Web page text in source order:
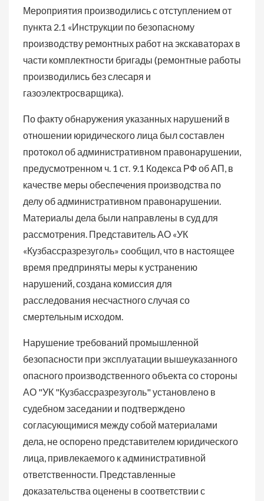
Мероприятия производились с отступлением от
пункта 2.1 «Инструкции по безопасному
производству ремонтных работ на экскаваторах в
части комплектности бригады (ремонтные работы
производились без слесаря и
газоэлектросварщика).
По факту обнаружения указанных нарушений в
отношении юридического лица был составлен
протокол об административном правонарушении,
предусмотренном ч. 1 ст. 9.1 Кодекса РФ об АП, в
качестве меры обеспечения производства по
делу об административном правонарушении.
Материалы дела были направлены в суд для
рассмотрения. Представитель АО «УК
«Кузбассразрезуголь» сообщил, что в настоящее
время предприняты меры к устранению
нарушений, создана комиссия для
расследования несчастного случая со
смертельным исходом.
Нарушение требований промышленной
безопасности при эксплуатации вышеуказанного
опасного производственного объекта со стороны
АО "УК "Кузбассразрезуголь" установлено в
судебном заседании и подтверждено
согласующимися между собой материалами
дела, не оспорено представителем юридического
лица, привлекаемого к административной
ответственности. Представленные
доказательства оценены в соответствии с